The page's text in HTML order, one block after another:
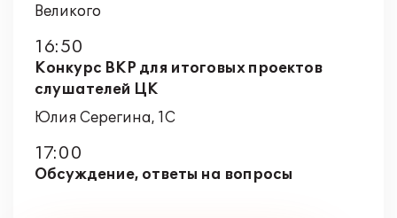
Великого
16:50
Конкурс ВКР для итоговых проектов
слушателей ЦК
Юлия Серегина, 1С
17:00
Обсуждение, ответы на вопросы